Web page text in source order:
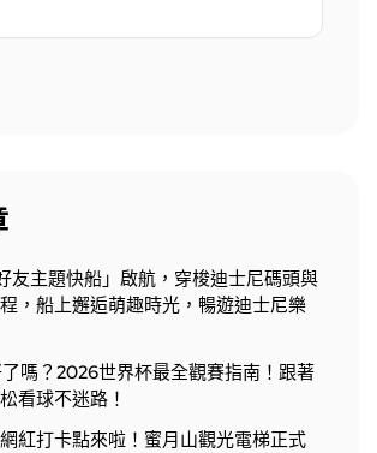
友主題快船」啟航，穿梭迪士尼碼頭與
，船上邂逅萌趣時光，暢遊迪士尼樂
嗎？2026世界杯最全觀賽指南！跟著
看球不迷路！
紅打卡點來啦！蜜月山觀光電梯正式